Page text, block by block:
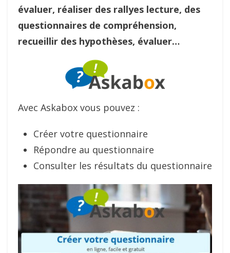
évaluer, réaliser des rallyes lecture, des
questionnaires de compréhension,
recueillir des hypothèses, évaluer…
Avec Askabox vous pouvez :
Créer votre questionnaire
Répondre au questionnaire
Consulter les résultats du questionnaire